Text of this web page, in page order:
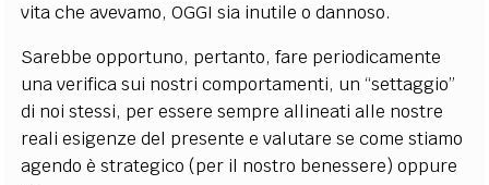
vita che avevamo, OGGI sia inutile o dannoso.
Sarebbe opportuno, pertanto, fare periodicamente
una verifica sui nostri comportamenti, un “settaggio”
di noi stessi, per essere sempre allineati alle nostre
reali esigenze del presente e valutare se come stiamo
agendo è strategico (per il nostro benessere) oppure